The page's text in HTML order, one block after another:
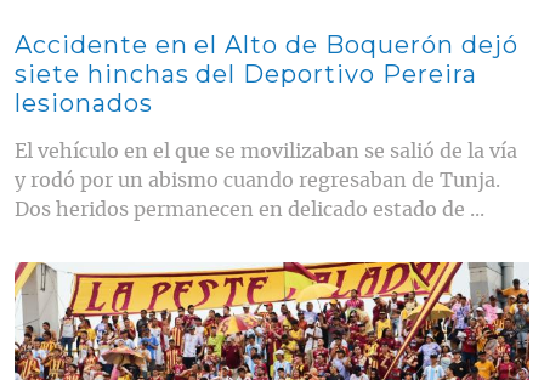
Accidente en el Alto de Boquerón dejó
siete hinchas del Deportivo Pereira
lesionados
El vehículo en el que se movilizaban se salió de la vía
y rodó por un abismo cuando regresaban de Tunja.
Dos heridos permanecen en delicado estado de ...
Contenido multimedia principal